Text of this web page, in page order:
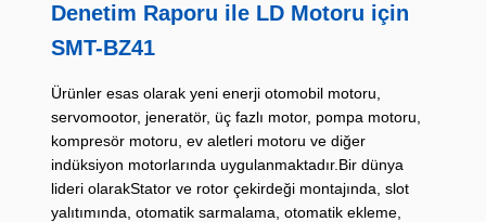
Denetim Raporu ile LD Motoru için
SMT-BZ41
Ürünler esas olarak yeni enerji otomobil motoru,
servomootor, jeneratör, üç fazlı motor, pompa motoru,
kompresör motoru, ev aletleri motoru ve diğer
indüksiyon motorlarında uygulanmaktadır.Bir dünya
lideri olarakStator ve rotor çekirdeği montajında, slot
yalıtımında, otomatik sarmalama, otomatik ekleme,